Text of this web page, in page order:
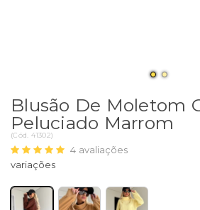
Blusão De Moletom
Peluciado Marrom
(Cód. 41302)
4 avaliações